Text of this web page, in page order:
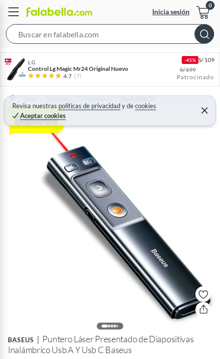
Inicia sesión
h
B
LG
Control Lg Magic Mr24 Original Nuevo
4.7 (7)
-45% S/109
S/199
Patrocinado
Revisa nuestraspolíticas de privacidadydecookies
Aceptar cookies
C
e
r
Home Tecnología - TV Televisores Accesorios TV
BASEUS
Puntero Láser Presentado de Diapositivas
Inalámbrico Usb A Y Usb C Baseus
l
l
e